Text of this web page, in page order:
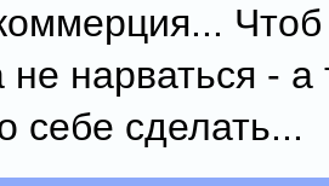
не нарваться -
себе сделать...